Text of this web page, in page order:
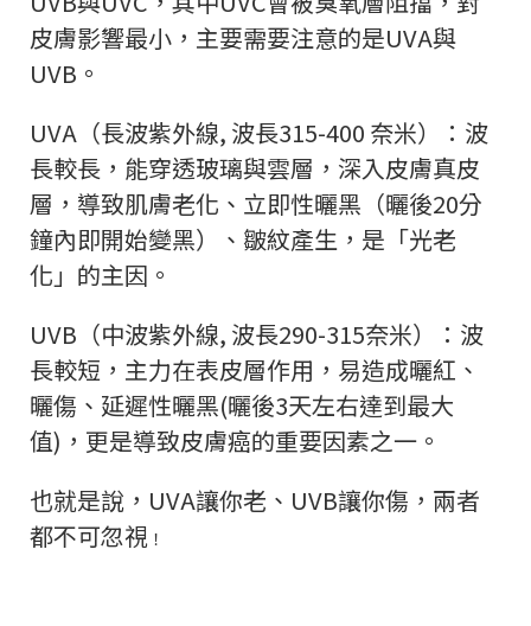
皮膚影響最小，主要需要注意的是UVA與
UVB。
UVA（長波紫外線, 波長315-400 奈米）：波
長較長，能穿透玻璃與雲層，深入皮膚真皮
層，導致肌膚老化、立即性曬黑（曬後20分
鐘內即開始變黑）、皺紋產生，是「光老
化」的主因。
UVB（中波紫外線, 波長290-315奈米）：波
長較短，主力在表皮層作用，易造成曬紅、
曬傷、延遲性曬黑(曬後3天左右達到最大
值)，更是導致皮膚癌的重要因素之一。
也就是說，UVA讓你老、UVB讓你傷，兩者
都不可忽視 ！